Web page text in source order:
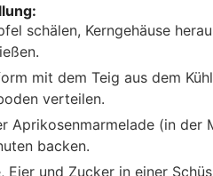
schälen, Kerngehäuse
mit dem Teig aus dem
verteilen.
Aprikosenmarmelade (in der
backen.
Eier und Zucker in einer